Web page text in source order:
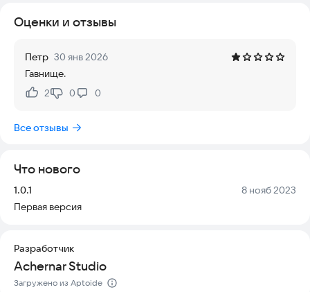
Оценки и отзывы
Петр 30 янв 2026
Гавнище.
Нравится:
2Не нравится:
0 0
Все отзывы
Что нового
Версия:
1.0.1 Дата:
8 нояб 2023
Первая версия
Разработчик
Achernar Studio
Загружено из Aptoide